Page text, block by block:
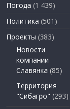
Погода (1 439)
Политика (501)
Проекты (383)
Новости
компании
Славянка (85)
Территория
"Сибагро" (293)